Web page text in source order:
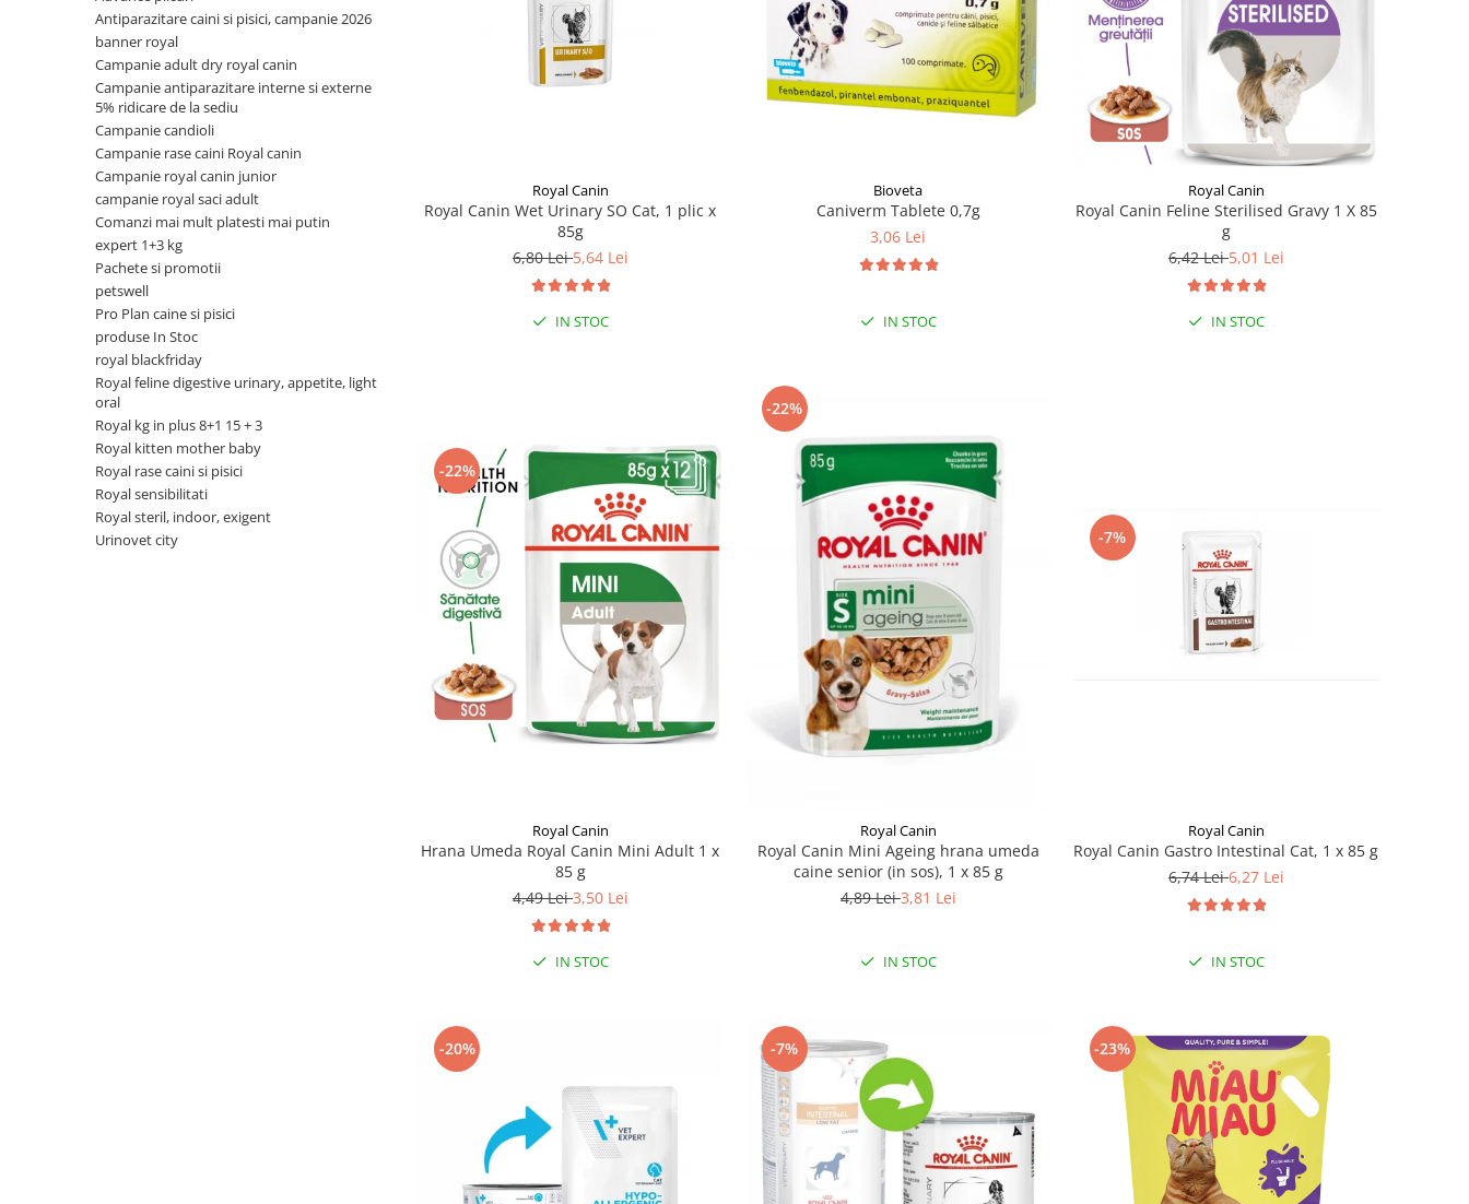
Antiparazitare interne si externe
Diverse caini
Suplimente nutritive, vitamine
Lapte Caini
Hrana economica caini
Accesorii caini
Castroane si boluri pentru apa si
Custi transport - Caini
Hamuri, Lese si Zgarzi
Jucarii caini
Paturi, perne si cosuri pentru caini
Igiena si ingrijire caini
Sampoane si Balsamuri
Servetele Umede
Covorase absorbante
Antiparazitare interne si externe
Diverse pisici
Suplimente nutritive, vitamine
Igiena si ingrijire pisici
Asternut litiera / Nisip / Silicat
Curatare Ochi
Igiena Interior
Igiena Pisici
Perii si descalcitoare pisici
Sampoane si Balsamuri
Solutii Atractante si repelente
Accesorii Pisici
Ansambluri de joaca, sisaluri
Castroane si boluri pentru apa si
Custi transport - Pisici
Jucarii Pisici
Antiparazitare caini si pisici, campanie 2026
banner royal
Campanie adult dry royal canin
Campanie antiparazitare interne si externe
5% ridicare de la sediu
Campanie candioli
Campanie rase caini Royal canin
Campanie royal canin junior
campanie royal saci adult
Comanzi mai mult platesti mai putin
expert 1+3 kg
Pachete si promotii
petswell
Pro Plan caine si pisici
produse In Stoc
royal blackfriday
Royal feline digestive urinary, appetite, light
oral
Royal kg in plus 8+1 15 + 3
Royal kitten mother baby
Royal rase caini si pisici
Royal sensibilitati
Royal steril, indoor, exigent
Urinovet city
Royal Canin
Royal Canin Wet Urinary SO Cat, 1 plic x
85g
6,80 Lei5,64 Lei
IN STOC
Bioveta
Caniverm Tablete 0,7g
3,06 Lei
IN STOC
Royal Canin
Royal Canin Feline Sterilised Gravy 1 X 85
g
6,42 Lei5,01 Lei
IN STOC
-22%
Royal Canin
Hrana Umeda Royal Canin Mini Adult 1 x
85 g
4,49 Lei3,50 Lei
IN STOC
-22%
Royal Canin
Royal Canin Mini Ageing hrana umeda
caine senior (in sos), 1 x 85 g
4,89 Lei3,81 Lei
IN STOC
-7%
Royal Canin
Royal Canin Gastro Intestinal Cat, 1 x 85 g
6,74 Lei6,27 Lei
IN STOC
-20% -7% -23%